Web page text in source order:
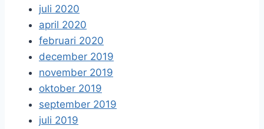
juli 2020
april 2020
februari 2020
december 2019
november 2019
oktober 2019
september 2019
juli 2019